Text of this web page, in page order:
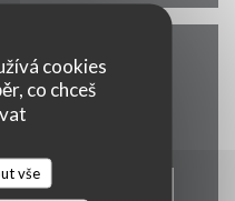
cookies
co chceš
vše
nás
STŮL